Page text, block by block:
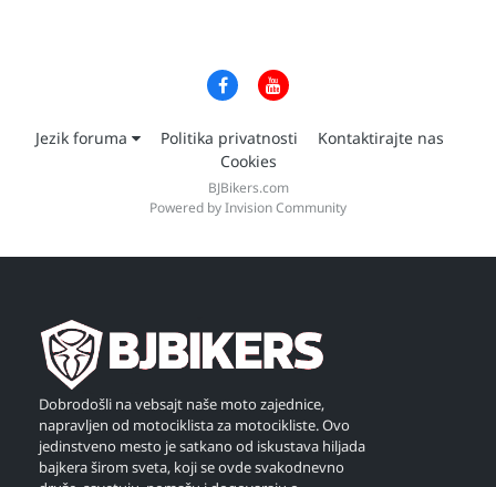
Jezik foruma Politika privatnosti
Kontaktirajte nas
Cookies
BJBikers.com
Powered by Invision Community
Dobrodošli na vebsajt naše moto zajednice,
napravljen od motociklista za motocikliste. Ovo
jedinstveno mesto je satkano od iskustava hiljada
bajkera širom sveta, koji se ovde svakodnevno